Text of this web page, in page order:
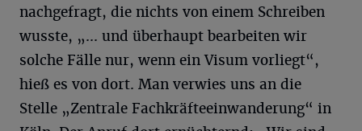
nachgefragt, die nichts von einem Schreiben
wusste, „... und überhaupt bearbeiten wir
solche Fälle nur, wenn ein Visum vorliegt“,
hieß es von dort. Man verwies uns an die
Stelle „Zentrale Fachkräfteeinwanderung“ in